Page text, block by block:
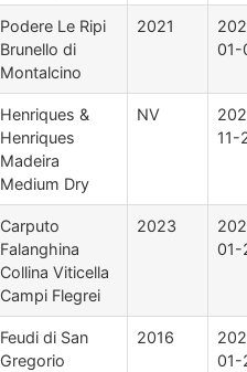
Podere Le Ripi
Brunello di
Montalcino
2021
01-
Henriques &
Henriques
Madeira
Medium Dry
NV
11-
Carputo
Falanghina
Collina Viticella
Campi Flegrei
2023
01-
Feudi di San
Gregorio
2016
01-